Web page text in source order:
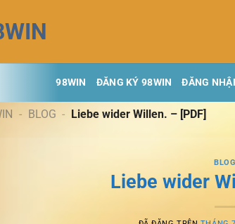
98WIN ĐĂNG KÝ 98WIN ĐĂNG
- BLOG - Liebe wider Willen. – [PDF]
BLOG
Liebe wider